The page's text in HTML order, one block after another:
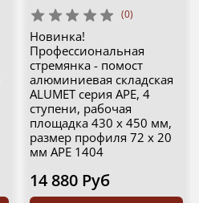
(0)
Новинка!
Профессиональная
стремянка - помост
алюминиевая складская
ALUMET серия APE, 4
ступени, рабочая
площадка 430 х 450 мм,
размер профиля 72 х 20
мм APE 1404
14 880 Руб